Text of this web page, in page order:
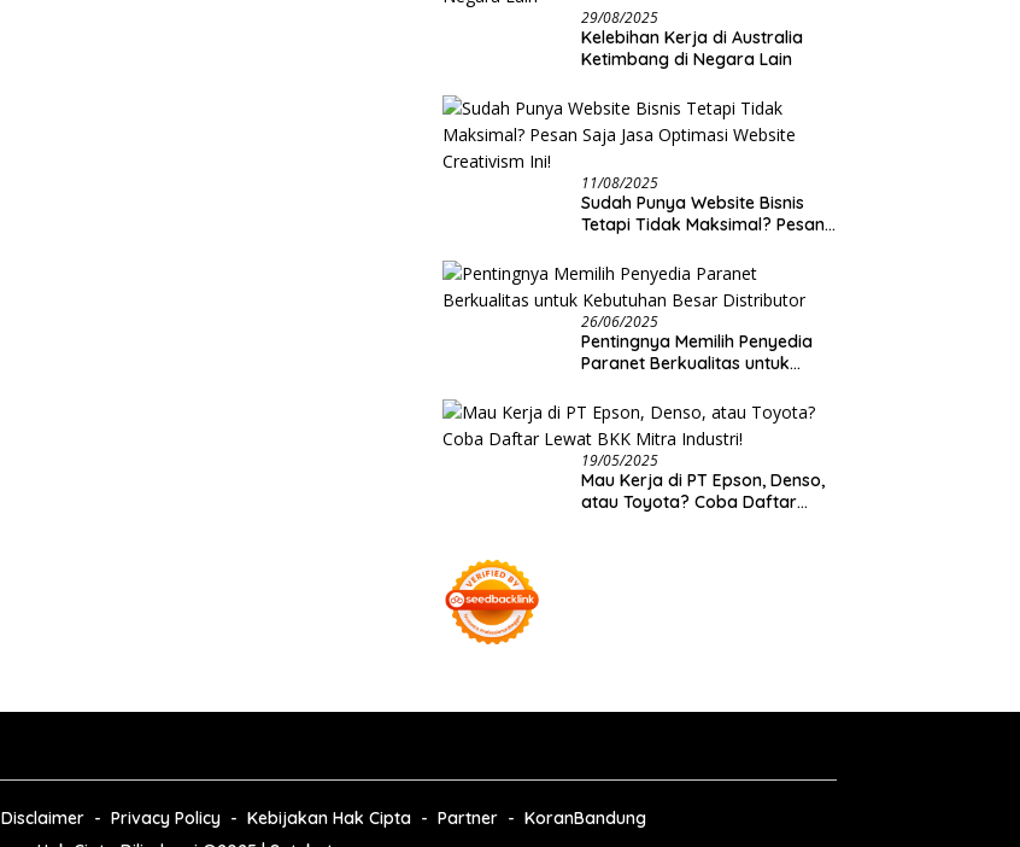
29/08/2025
Kelebihan Kerja di Australia
Ketimbang di Negara Lain
11/08/2025
Sudah Punya Website Bisnis
Tetapi Tidak Maksimal? Pesan
Creativism Ini!
26/06/2025
Pentingnya Memilih Penyedia
Paranet Berkualitas untuk
19/05/2025
Mau Kerja di PT Epson, Denso,
atau Toyota? Coba Daftar
Disclaimer Privacy Policy Kebijakan Hak Cipta Partner
KoranBandung